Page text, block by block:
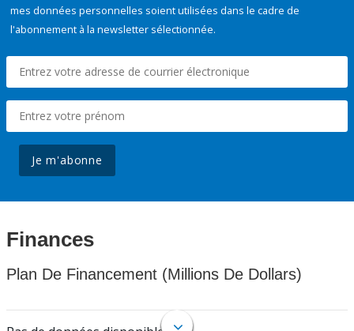
mes données personnelles soient utilisées dans le cadre de
l'abonnement à la newsletter sélectionnée.
Je m'abonne
Finances
Plan De Financement (Millions De Dollars)